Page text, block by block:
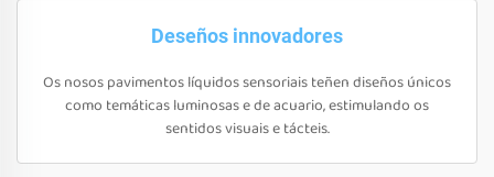
Deseños innovadores
Os nosos pavimentos líquidos sensoriais teñen diseños únicos
como temáticas luminosas e de acuario, estimulando os
sentidos visuais e tácteis.